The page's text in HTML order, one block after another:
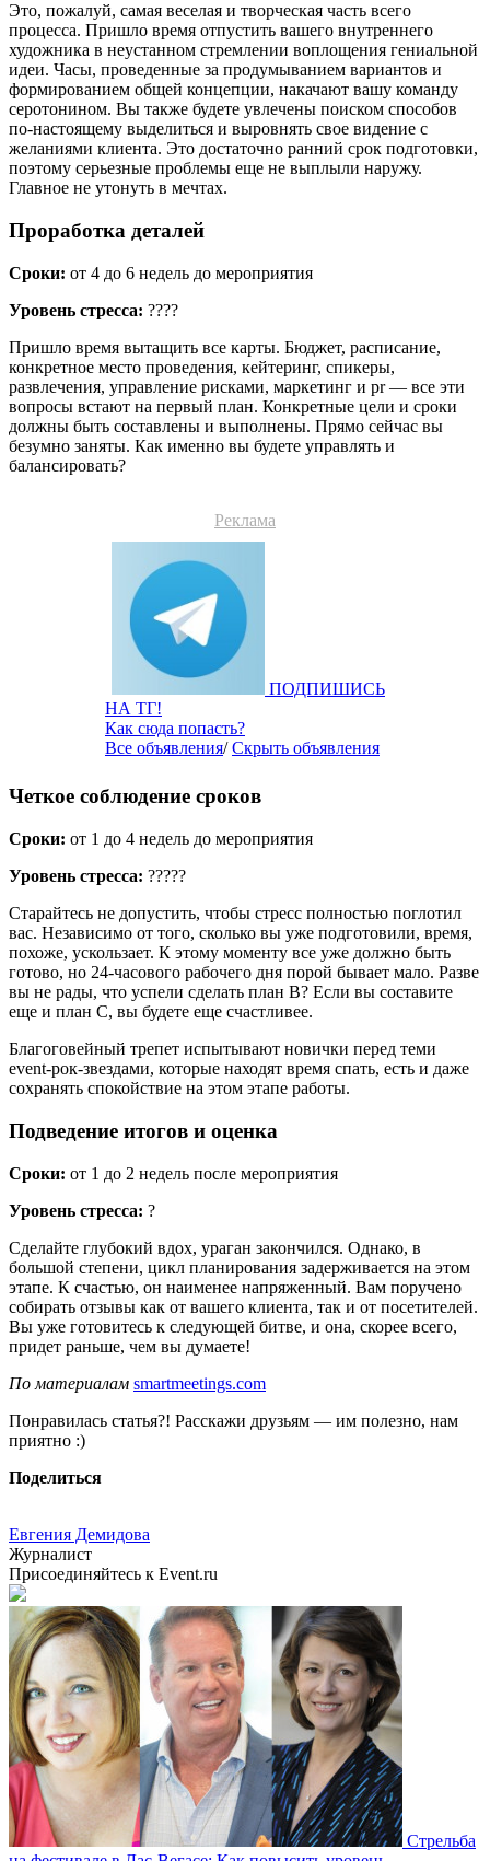
Это, пожалуй, самая веселая и творческая часть всего
процесса. Пришло время отпустить вашего внутреннего
художника в неустанном стремлении воплощения гениальной
идеи. Часы, проведенные за продумыванием вариантов и
формированием общей концепции, накачают вашу команду
серотонином. Вы также будете увлечены поиском способов
по-настоящему выделиться и выровнять свое видение с
желаниями клиента. Это достаточно ранний срок подготовки,
поэтому серьезные проблемы еще не выплыли наружу.
Главное не утонуть в мечтах.
Проработка деталей
Сроки: от 4 до 6 недель до мероприятия
Уровень стресса: ????
Пришло время вытащить все карты. Бюджет, расписание,
конкретное место проведения, кейтеринг, спикеры,
развлечения, управление рисками, маркетинг и pr — все эти
вопросы встают на первый план. Конкретные цели и сроки
должны быть составлены и выполнены. Прямо сейчас вы
безумно заняты. Как именно вы будете управлять и
балансировать?
Реклама
ПОДПИШИСЬ
НА ТГ!
Как сюда попасть?
Все объявления/Скрыть объявления
Четкое соблюдение сроков
Сроки: от 1 до 4 недель до мероприятия
Уровень стресса: ?????
Старайтесь не допустить, чтобы стресс полностью поглотил
вас. Независимо от того, сколько вы уже подготовили, время,
похоже, ускользает. К этому моменту все уже должно быть
готово, но 24-часового рабочего дня порой бывает мало. Разве
вы не рады, что успели сделать план B? Если вы составите
еще и план C, вы будете еще счастливее.
Благоговейный трепет испытывают новички перед теми
event-рок-звездами, которые находят время спать, есть и даже
сохранять спокойствие на этом этапе работы.
Подведение итогов и оценка
Сроки: от 1 до 2 недель после мероприятия
Уровень стресса: ?
Сделайте глубокий вдох, ураган закончился. Однако, в
большой степени, цикл планирования задерживается на этом
этапе. К счастью, он наименее напряженный. Вам поручено
собирать отзывы как от вашего клиента, так и от посетителей.
Вы уже готовитесь к следующей битве, и она, скорее всего,
придет раньше, чем вы думаете!
По материалам smartmeetings.com
Понравилась статья?! Расскажи друзьям — им полезно, нам
приятно :)
Поделиться
Евгения Демидова
Журналист
Присоединяйтесь к Event.ru
Стрельба